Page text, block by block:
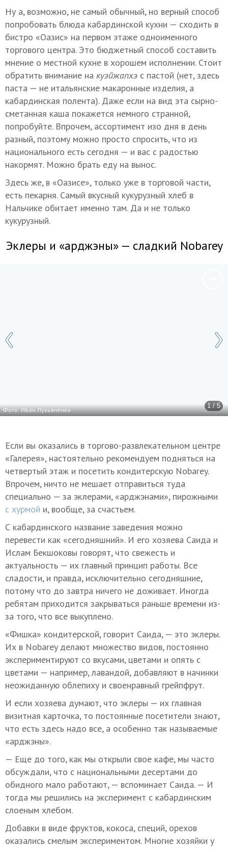
Ну а, возможно, не самый обычный, но верный способ
попробовать блюда кабардинской кухни — сходить в
бистро «Оазис» на первом этаже одноименного
торгового центра. Это бюджетный способ составить
мнение о местной кухне в хорошем исполнении. Стоит
обратить внимание на куэйжапхэ с пастой (нет, здесь
паста — не итальянские макаронные изделия, а
кабардинская полента). Даже если на вид эта сырно-
сметанная каша покажется немного странной,
попробуйте. Впрочем, ассортимент изо дня в день
разный, поэтому можно просто спросить, что из
национального есть сегодня — и вас с радостью
накормят. Можно брать еду на вынос.
Здесь же, в «Оазисе», только уже в торговой части,
есть пекарня. Самый вкусный кукурузный хлеб в
Нальчике обитает именно там. Да и не только
кукурузный.
Эклеры и «арджэны» — сладкий Nobarey
1 / 5
Фото: Иван Лукьяненко
Если вы оказались в торгово-развлекательном центре
«Галерея», настоятельно рекомендуем подняться на
четвертый этаж и посетить кондитерскую Nobarey.
Впрочем, ничто не мешает отправиться туда
специально — за эклерами, «арджэнами», пирожными
с хурмой и, вообще, за счастьем.
С кабардинского название заведения можно
перевести как «сегодняшний». И его хозяева Саида и
Ислам Бекшоковы говорят, что свежесть и
актуальность — их главный принцип работы. Все
сладости, и правда, исключительно сегодняшние,
потому что до завтра ничего не доживает. Иногда
ребятам приходится закрываться раньше времени из-
за того, что все выкуплено.
«Фишка» кондитерской, говорит Саида, — это эклеры.
Их в Nobarey делают множество видов, постоянно
экспериментируют со вкусами, цветами и опять с
цветами — например, лавандой, добавляют в начинки
неожиданную облепиху и своенравный грейпфрут.
И если хозяева думают, что эклеры — их главная
визитная карточка, то постоянные посетители знают,
что есть здесь надо все, а особенно так называемые
«арджэны».
— Еще до того, как мы открыли свое кафе, мы часто
обсуждали, что с национальными десертами до
обидного мало работают, — вспоминает Саида. — И
тогда мы решились на эксперимент с кабардинским
слоеным хлебом.
Добавки в виде фруктов, кокоса, специй, орехов
оказались смелым экспериментом. Многие хозяйки у